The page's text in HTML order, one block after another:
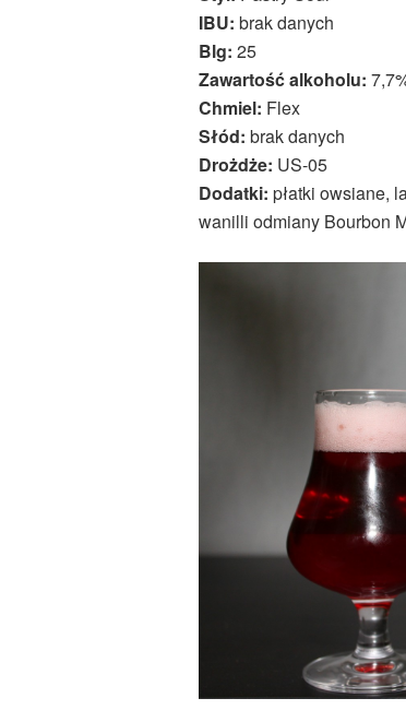
IBU: brak danych
Blg: 25
Zawartość alkoholu:
Chmiel: Flex
Słód: brak danych
Drożdże: US-05
Dodatki: płatki owsiane,
wanilli odmiany Bourbon